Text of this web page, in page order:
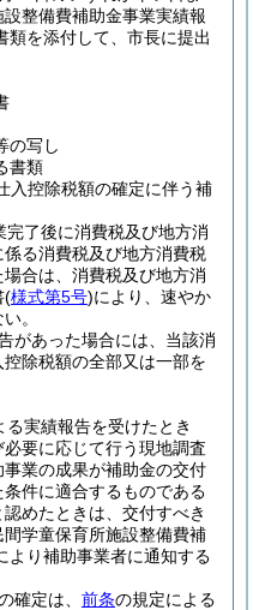
整備費補助金事業実績報
類を添付して、市長に提出
の写し
書類
入控除税額の確定に伴う補
了後に消費税及び地方消
る消費税及び地方消費税
合は、消費税及び地方消
(様式第5号)により、速やか
。
があった場合には、当該消
除税額の全部又は一部を
る実績報告を受けたとき
要に応じて行う現地調査
業の成果が補助金の交付
件に適合するものである
めたときは、交付すべき
学童保育所施設整備費補
より補助事業者に通知する
確定は、 前条の規定による